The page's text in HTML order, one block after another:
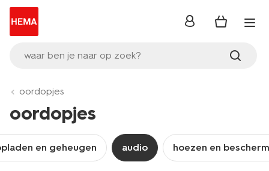
waar ben je naar op zoek?
inloggen
oordopjes
oordopjes
en geheugen audio hoezen en